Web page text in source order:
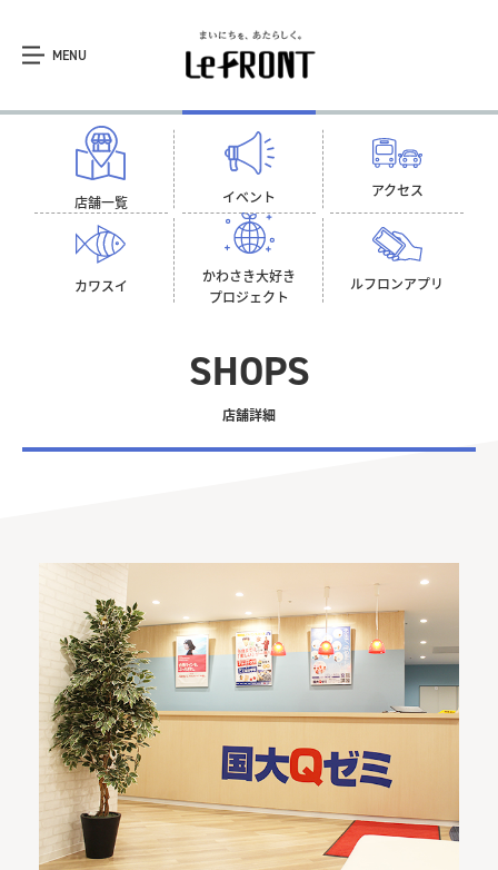
MENU
店舗一覧 イベント アクセス
カワスイ
かわさき大好き
プロジェクト
ルフロンアプリ
SHOPS
店舗詳細